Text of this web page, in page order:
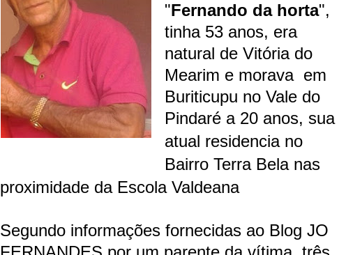
"Fernando da horta",
tinha 53 anos, era
natural de Vitória do
Mearim e morava em
Buriticupu no Vale do
Pindaré a 20 anos, sua
atual residencia no
Bairro Terra Bela nas
proximidade da Escola Valdeana
Segundo informações fornecidas ao Blog JO